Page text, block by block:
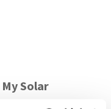
Solar